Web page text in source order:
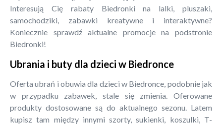
Interesują Cię rabaty Biedronki na lalki, pluszaki,
samochodziki, zabawki kreatywne i interaktywne?
Koniecznie sprawdź aktualne promocje na podstronie
Biedronki!
Ubrania i buty dla dzieci w Biedronce
Oferta ubrań i obuwia dla dzieci w Biedronce, podobnie jak
w przypadku zabawek, stale się zmienia. Oferowane
produkty dostosowane są do aktualnego sezonu. Latem
kupisz tam między innymi szorty, sukienki, koszulki, T-